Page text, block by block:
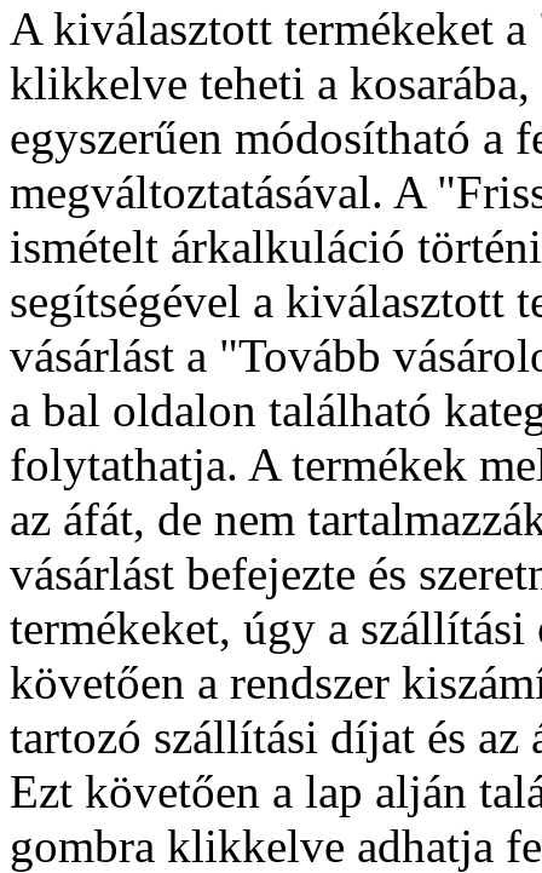
A kiválasztott termékeket
klikkelve teheti a
egyszerűen módosítható a
megváltoztatásával. A
ismételt árkalkuláció
segítségével a kiválasztott
vásárlást a "Tovább
a bal oldalon található
folytathatja. A termékek
az áfát, de nem
vásárlást befejezte és
termékeket, úgy a szállítási
követően a rendszer
tartozó szállítási díjat és az
Ezt követően a lap alján
gombra klikkelve adhatja